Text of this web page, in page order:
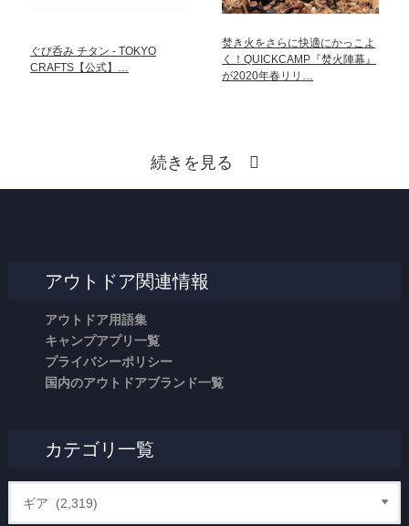
ぐび呑み チタン - TOKYO
CRAFTS【公式】…
焚き火をさらに快適にかっこよ
く！QUICKCAMP『焚火陣幕』
が2020年春リリ…
続きを見る
アウトドア関連情報
アウトドア用語集
キャンプアプリ一覧
プライバシーポリシー
国内のアウトドアブランド一覧
カテゴリ一覧